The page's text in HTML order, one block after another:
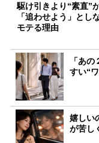
駆け引きより“素直”
「追わせよう」とし
モテる理由
「あ
すい“
嬉しい
が苦し